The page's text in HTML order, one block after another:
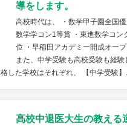
導をします。
高校時代は、 ・数学甲子園全国
数学学コン1等賞 ・東進数学コン
位 ・早稲田アカデミー開成オー
また、中学受験も高校受験も経
格した学校はそれぞれ、 【中学受験】
高校中退医大生の教える